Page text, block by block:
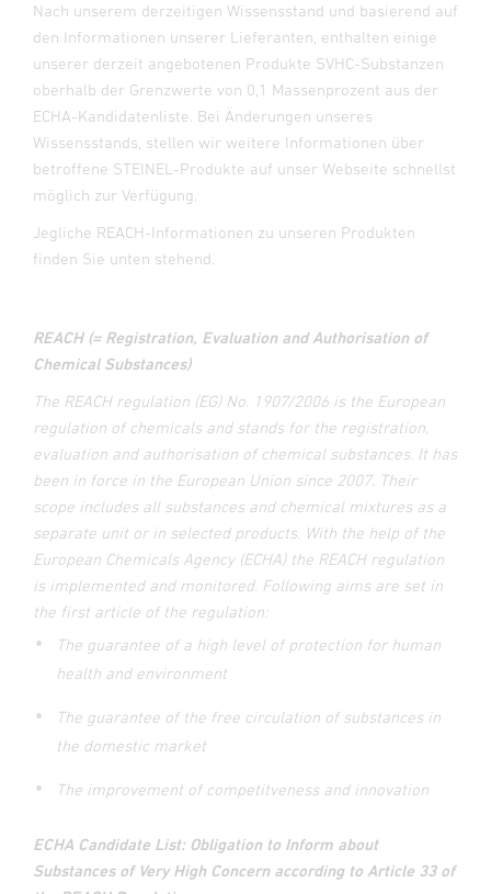
Nach unserem derzeitigen Wissensstand und basierend auf
den Informationen unserer Lieferanten, enthalten einige
unserer derzeit angebotenen Produkte SVHC-Substanzen
oberhalb der Grenzwerte von 0,1 Massenprozent aus der
ECHA-Kandidatenliste. Bei Änderungen unseres
Wissensstands, stellen wir weitere Informationen über
betroffene STEINEL-Produkte auf unser Webseite schnellst
möglich zur Verfügung.
Jegliche REACH-Informationen zu unseren Produkten
finden Sie unten stehend.
REACH (= Registration, Evaluation and Authorisation of
Chemical Substances)
The REACH regulation (EG) No. 1907/2006 is the European
regulation of chemicals and stands for the registration,
evaluation and authorisation of chemical substances. It has
been in force in the European Union since 2007. Their
scope includes all substances and chemical mixtures as a
separate unit or in selected products. With the help of the
European Chemicals Agency (ECHA) the REACH regulation
is implemented and monitored. Following aims are set in
the first article of the regulation:
The guarantee of a high level of protection for human
health and environment
The guarantee of the free circulation of substances in
the domestic market
The improvement of competitveness and innovation
ECHA Candidate List: Obligation to Inform about
Substances of Very High Concern according to Article 33 of